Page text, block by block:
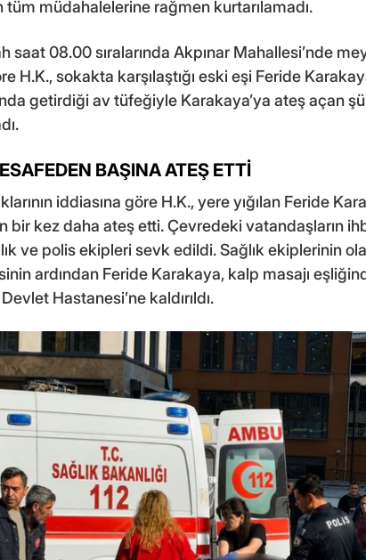
tüm müdahalelerine rağmen kurtarılamadı.
saat 08.00 sıralarında Akpınar Mahallesi’nde
H.K., sokakta karşılaştığı eski eşi Feride
getirdiği av tüfeğiyle Karakaya’ya ateş açan
BAŞINA ATEŞ ETTİ
iddiasına göre H.K., yere yığılan Feride
bir kez daha ateş etti. Çevredeki vatandaşların
ve polis ekipleri sevk edildi. Sağlık ekiplerinin
ardından Feride Karakaya, kalp masajı
Hastanesi’ne kaldırıldı.